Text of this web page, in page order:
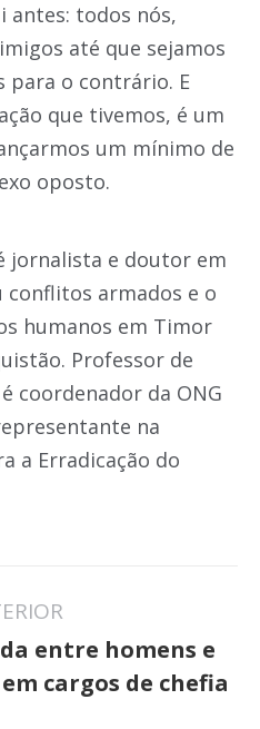
antes: todos nós,
até que sejamos
para o contrário. E
que tivemos, é um
um mínimo de
oposto.
jornalista e doutor em
conflitos armados e o
humanos em Timor
Professor de
coordenador da ONG
na
a Erradicação do
Post
anterior:
entre homens e
cargos de chefia